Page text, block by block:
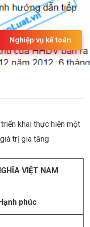
Nghiệp vụ kế toán
khai thực hiện một
trị gia tăng
VIỆT NAM
phúc